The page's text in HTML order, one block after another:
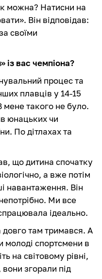
можна? Натисни на
Він відповідав:
своїми
із вас чемпіона?
процес та
плавців у 14-15
мене такого не було.
юнацьких чи
По дітлахах та
що дитина спочатку
а вже потім
навантаження. Він
Ми все
ідеально.
там тримався. А
молоді спортсмени в
на світовому рівні,
згорали під